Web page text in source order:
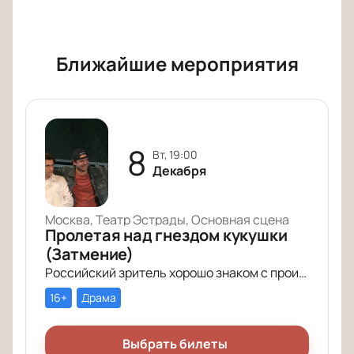
Ближайшие мероприятия
8 вт, 19:00
Декабря
Москва, Театр Эстрады, Основная сцена
Пролетая над гнездом кукушки
(Затмение)
Российский зритель хорошо знаком с произведением Кена Кизи «Пролетая над гнездом кукушки». История поменяла название (теперь оно звучит совсем кратко – «Затмение»), но сюжет по-прежнему будоражит умы зрителей.
16+ Драма
Выбрать билеты